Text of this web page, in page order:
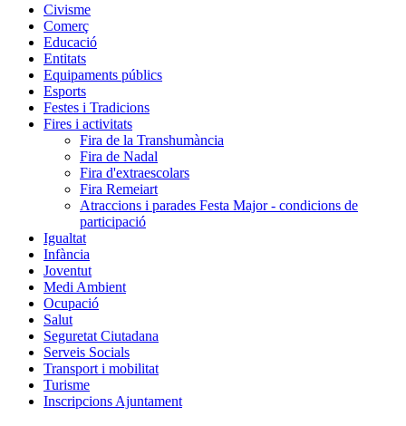
Civisme
Comerç
Educació
Entitats
Equipaments públics
Esports
Festes i Tradicions
Fires i activitats
Fira de la Transhumància
Fira de Nadal
Fira d'extraescolars
Fira Remeiart
Atraccions i parades Festa Major - condicions de
participació
Igualtat
Infància
Joventut
Medi Ambient
Ocupació
Salut
Seguretat Ciutadana
Serveis Socials
Transport i mobilitat
Turisme
Inscripcions Ajuntament